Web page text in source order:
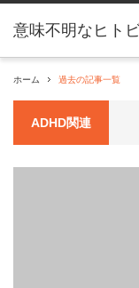
ホーム 過去の記事一覧
ADHD関連